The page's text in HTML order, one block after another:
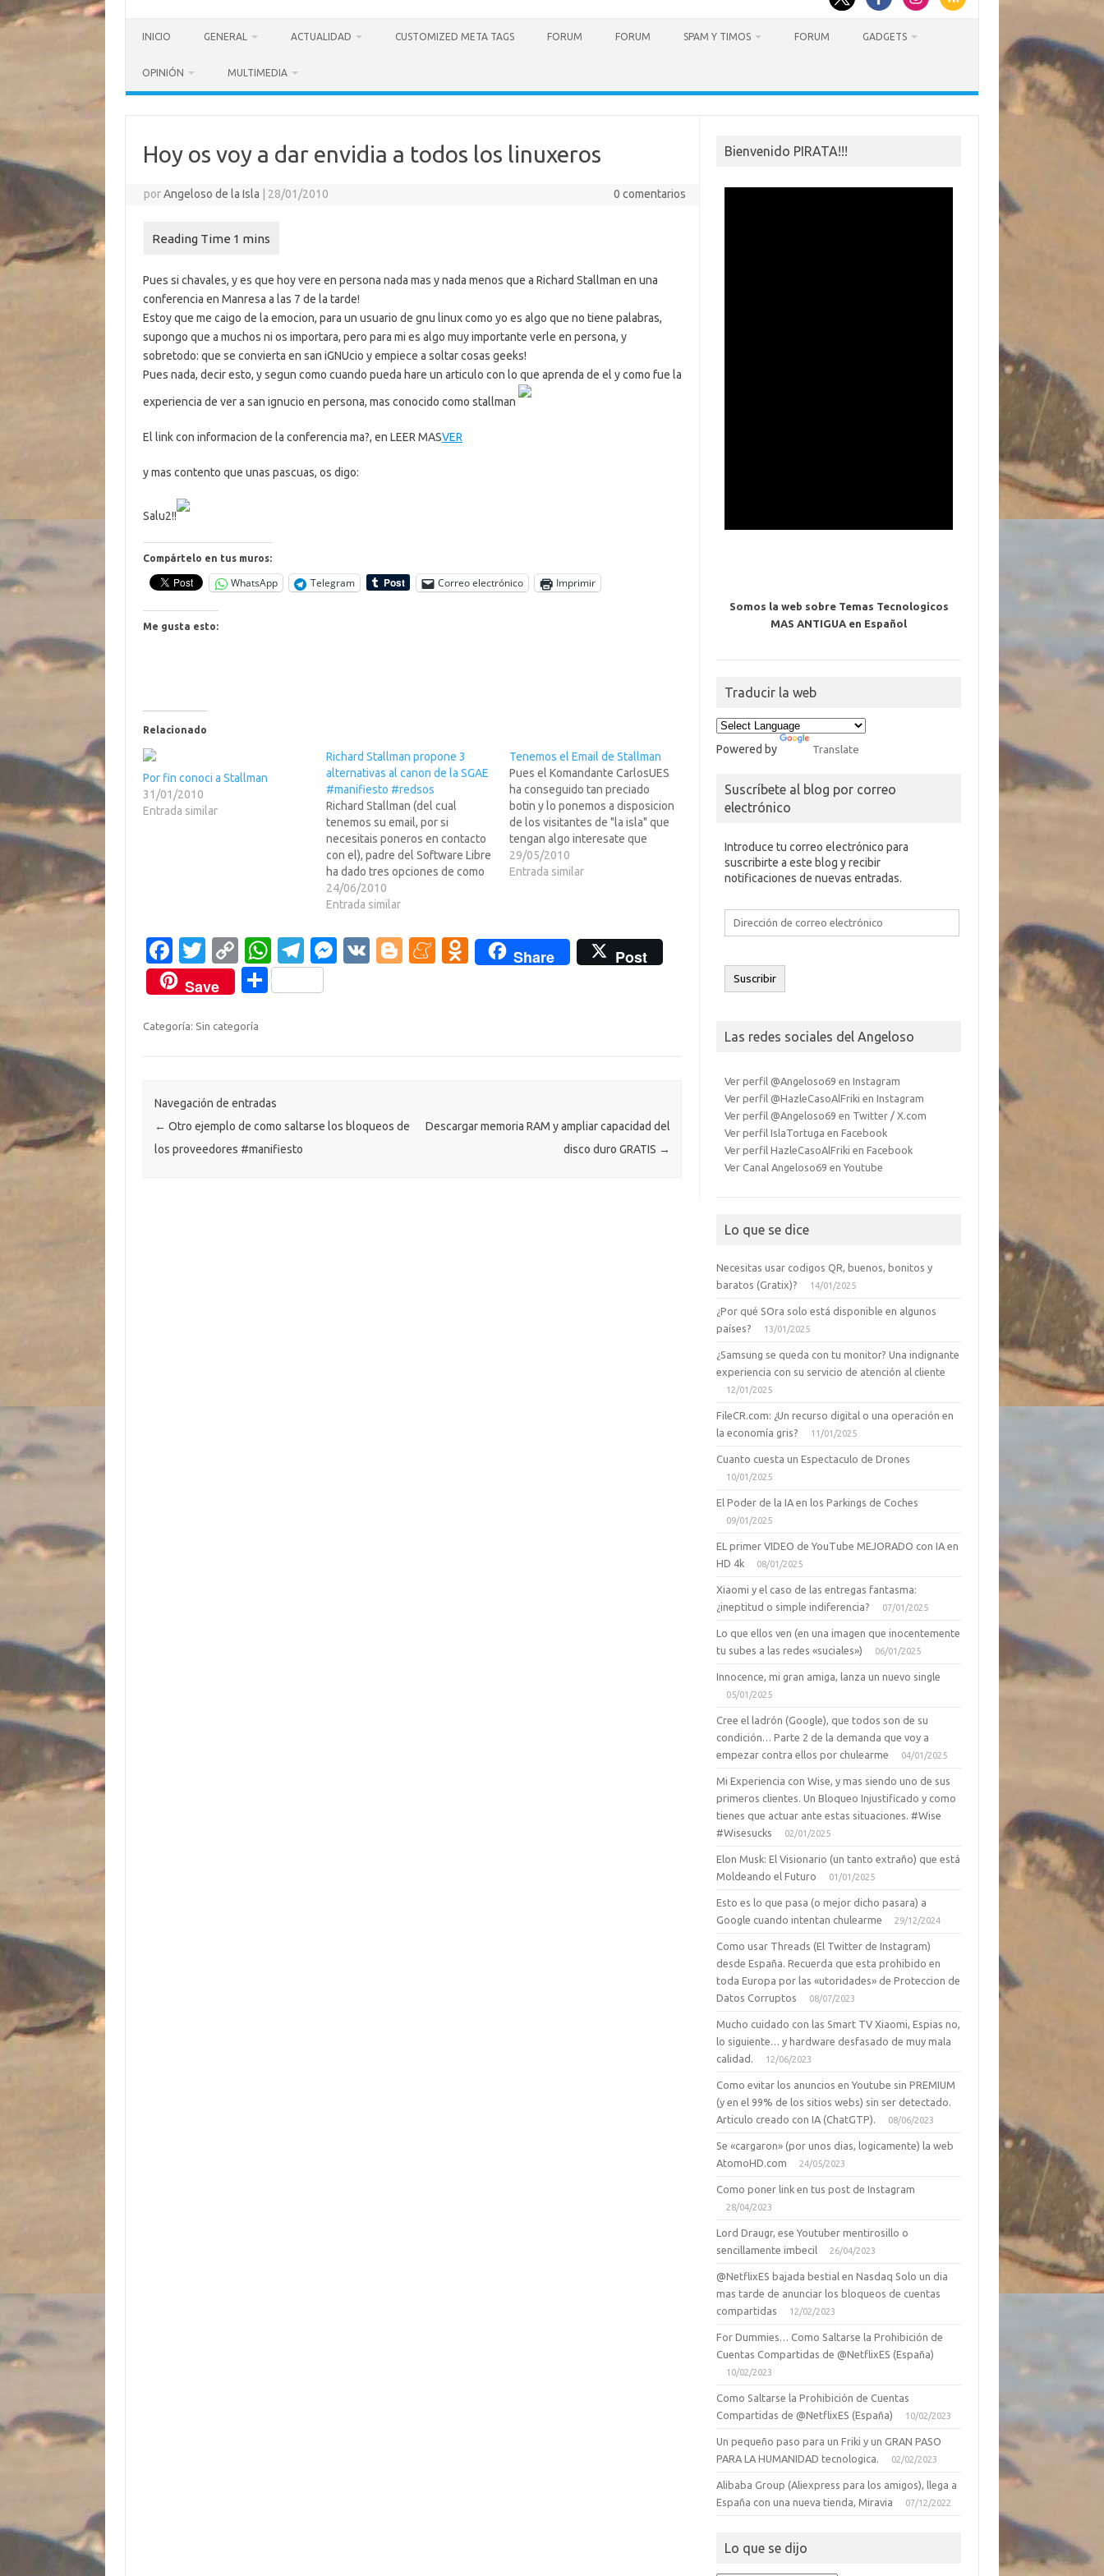
INICIO GENERAL ACTUALIDAD CUSTOMIZED META TAGS FORUM FORUM SPAM Y TIMOS FORUM GADGETS
OPINIÓN MULTIMEDIA
Hoy os voy a dar envidia a todos los linuxeros
porAngeloso de la Isla 28/01/2010 0 comentarios
Pues si chavales, y es que hoy vere en persona nada mas y nada menos que a Richard Stallman en una
conferencia en Manresa a las 7 de la tarde!
Estoy que me caigo de la emocion, para un usuario de gnu linux como yo es algo que no tiene palabras,
supongo que a muchos ni os importara, pero para mi es algo muy importante verle en persona, y
sobretodo: que se convierta en san iGNUcio y empiece a soltar cosas geeks!
Pues nada, decir esto, y segun como cuando pueda hare un articulo con lo que aprenda de el y como fue la
experiencia de ver a san ignucio en persona, mas conocido como stallman
El link con informacion de la conferencia ma?, en LEER MASVER
y mas contento que unas pascuas, os digo:
Salu2!!
Compártelo en tus muros:
WhatsApp Telegram Correo electrónico Imprimir
Me gusta esto:
Relacionado
Por fin conoci a Stallman
31/01/2010
Entrada similar
Richard Stallman propone 3
alternativas al canon de la SGAE
#manifiesto #redsos
Richard Stallman (del cual
tenemos su email, por si
necesitais poneros en contacto
con el), padre del Software Libre
ha dado tres opciones de como
aplicar un canon de la SGAE de
una manera mas equitativa y que
mundo... digo posiblemente, no
digo que sea…
24/06/2010
Entrada similar
Tenemos el Email de Stallman
Pues el Komandante CarlosUES
ha conseguido tan preciado
botin y lo ponemos a disposicion
de los visitantes de "la isla" que
tengan algo interesate que
decirle. Vamos que no lo vamos
a publicar (porque si no lo
29/05/2010
Entrada similar
Fa
c
e
b
k
T
w
it
te
C
o
p
y
k
W
h
at
p
T
el
e
M
V
Bl
M O
ik
Share
Post
Save
C
ti
r
Categoría: Sin categoría
Navegación de entradas
← Otro ejemplo de como saltarse los bloqueos de
los proveedores #manifiesto
Descargar memoria RAM y ampliar capacidad del
disco duro GRATIS →
Bienvenido PIRATA!!!
Somos la web sobre Temas Tecnologicos
MAS ANTIGUA en Español
Traducir la web
Powered by Translate
Suscríbete al blog por correo
electrónico
Introduce tu correo electrónico para
suscribirte a este blog y recibir
notificaciones de nuevas entradas.
Dirección
electrónico
Suscribir
Las redes sociales del Angeloso
Ver perfil @Angeloso69 en Instagram
Ver perfil @HazleCasoAlFriki en Instagram
Ver perfil @Angeloso69 en Twitter / X.com
Ver perfil IslaTortuga en Facebook
Ver perfil HazleCasoAlFriki en Facebook
Ver Canal Angeloso69 en Youtube
Lo que se dice
Necesitas usar codigos QR, buenos, bonitos y
baratos (Gratix)?
14/01/2025
¿Por qué SOra solo está disponible en algunos
países?
13/01/2025
¿Samsung se queda con tu monitor? Una indignante
experiencia con su servicio de atención al cliente
12/01/2025
FileCR.com: ¿Un recurso digital o una operación en
la economía gris?
11/01/2025
Cuanto cuesta un Espectaculo de Drones
10/01/2025
El Poder de la IA en los Parkings de Coches
09/01/2025
EL primer VIDEO de YouTube MEJORADO con IA en
HD 4k
08/01/2025
Xiaomi y el caso de las entregas fantasma:
¿ineptitud o simple indiferencia?
07/01/2025
Lo que ellos ven (en una imagen que inocentemente
tu subes a las redes «suciales»)
06/01/2025
Innocence, mi gran amiga, lanza un nuevo single
05/01/2025
Cree el ladrón (Google), que todos son de su
condición… Parte 2 de la demanda que voy a
empezar contra ellos por chulearme
04/01/2025
Mi Experiencia con Wise, y mas siendo uno de sus
primeros clientes. Un Bloqueo Injustificado y como
tienes que actuar ante estas situaciones. #Wise
#Wisesucks
02/01/2025
Elon Musk: El Visionario (un tanto extraño) que está
Moldeando el Futuro
01/01/2025
Esto es lo que pasa (o mejor dicho pasara) a
Google cuando intentan chulearme
29/12/2024
Como usar Threads (El Twitter de Instagram)
desde España. Recuerda que esta prohibido en
toda Europa por las «utoridades» de Proteccion de
Datos Corruptos
08/07/2023
Mucho cuidado con las Smart TV Xiaomi, Espias no,
lo siguiente… y hardware desfasado de muy mala
calidad.
12/06/2023
Como evitar los anuncios en Youtube sin PREMIUM
(y en el 99% de los sitios webs) sin ser detectado.
Articulo creado con IA (ChatGTP).
08/06/2023
Se «cargaron» (por unos dias, logicamente) la web
AtomoHD.com
24/05/2023
Como poner link en tus post de Instagram
28/04/2023
Lord Draugr, ese Youtuber mentirosillo o
sencillamente imbecil
26/04/2023
@NetflixES bajada bestial en Nasdaq Solo un dia
mas tarde de anunciar los bloqueos de cuentas
compartidas
12/02/2023
For Dummies… Como Saltarse la Prohibición de
Cuentas Compartidas de @NetflixES (España)
10/02/2023
Como Saltarse la Prohibición de Cuentas
Compartidas de @NetflixES (España)
10/02/2023
Un pequeño paso para un Friki y un GRAN PASO
PARA LA HUMANIDAD tecnologica.
02/02/2023
Alibaba Group (Aliexpress para los amigos), llega a
España con una nueva tienda, Miravia
07/12/2022
Lo que se dijo